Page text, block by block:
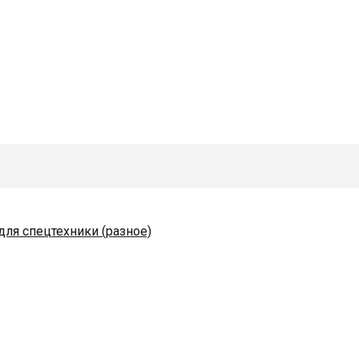
спецтехники (разное)